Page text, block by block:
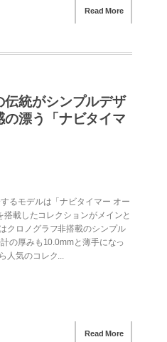
Read More
伝統がシンプルデザ
の漂う「ナビタイマ
るモデルは「ナビタイマー オー
載したコレクションがメインと
クロノグラフ非搭載のシンプル
の厚みも10.0mmと薄手になっ
人気のコレク...
Read More